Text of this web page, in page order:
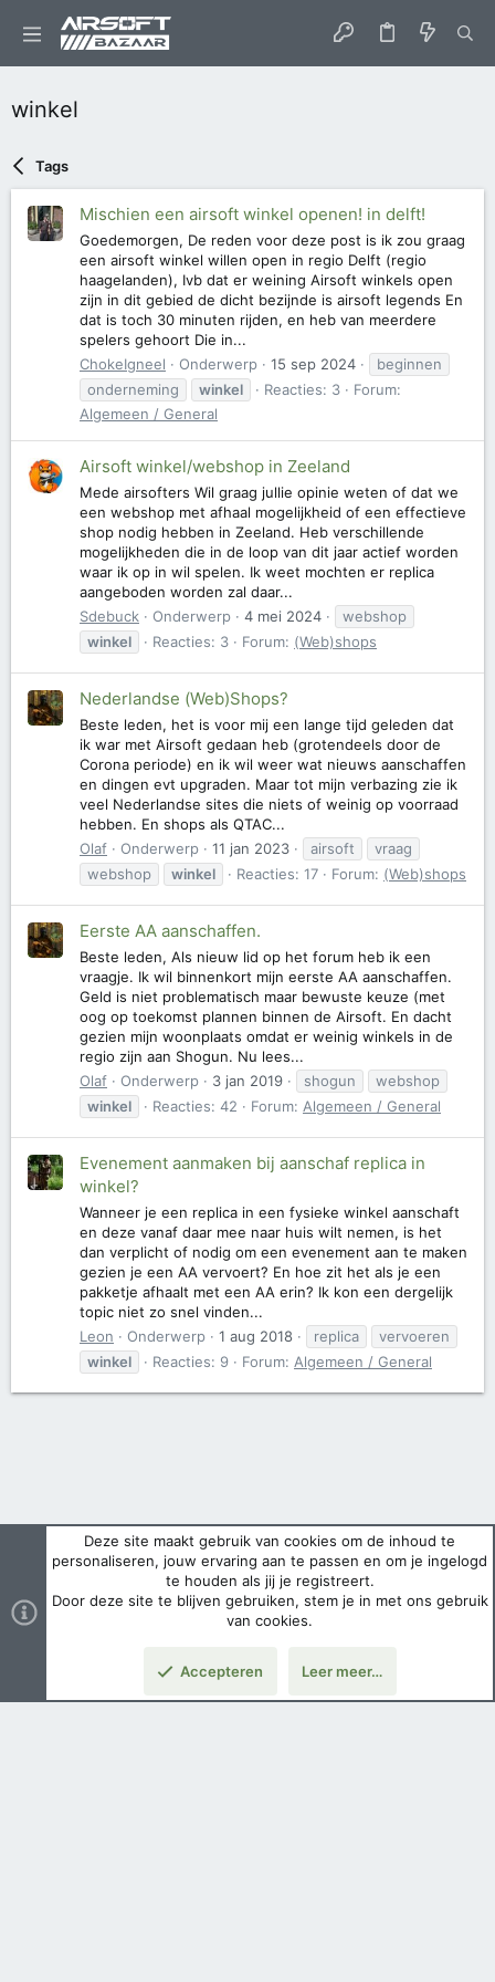
winkel
Tags
Mischien een airsoft winkel openen! in delft!
Goedemorgen, De reden voor deze post is ik zou graag
een airsoft winkel willen open in regio Delft (regio
haagelanden), Ivb dat er weining Airsoft winkels open
zijn in dit gebied de dicht bezijnde is airsoft legends En
dat is toch 30 minuten rijden, en heb van meerdere
spelers gehoort Die in...
ChokeIgneel
Onderwerp 15 sep 2024
beginnen
onderneming
winkel Reacties: 3
Forum:
Algemeen / General
Airsoft winkel/webshop in Zeeland
Mede airsofters Wil graag jullie opinie weten of dat we
een webshop met afhaal mogelijkheid of een effectieve
shop nodig hebben in Zeeland. Heb verschillende
mogelijkheden die in de loop van dit jaar actief worden
waar ik op in wil spelen. Ik weet mochten er replica
aangeboden worden zal daar...
Sdebuck
Onderwerp 4 mei 2024
webshop
winkel
Reacties: 3 Forum: (Web)shops
Nederlandse (Web)Shops?
Beste leden, het is voor mij een lange tijd geleden dat
ik war met Airsoft gedaan heb (grotendeels door de
Corona periode) en ik wil weer wat nieuws aanschaffen
en dingen evt upgraden. Maar tot mijn verbazing zie ik
veel Nederlandse sites die niets of weinig op voorraad
hebben. En shops als QTAC...
Olaf
Onderwerp 11 jan 2023 airsoft
vraag
webshop
winkel Reacties: 17 Forum: (Web)shops
Eerste AA aanschaffen.
Beste leden, Als nieuw lid op het forum heb ik een
vraagje. Ik wil binnenkort mijn eerste AA aanschaffen.
Geld is niet problematisch maar bewuste keuze (met
oog op toekomst plannen binnen de Airsoft. En dacht
gezien mijn woonplaats omdat er weinig winkels in de
regio zijn aan Shogun. Nu lees...
Olaf
Onderwerp 3 jan 2019 shogun
webshop
winkel
Reacties: 42 Forum: Algemeen / General
Evenement aanmaken bij aanschaf replica in
winkel?
Wanneer je een replica in een fysieke winkel aanschaft
en deze vanaf daar mee naar huis wilt nemen, is het
dan verplicht of nodig om een evenement aan te maken
gezien je een AA vervoert? En hoe zit het als je een
pakketje afhaalt met een AA erin? Ik kon een dergelijk
topic niet zo snel vinden...
Leon
Onderwerp 1 aug 2018 replica
vervoeren
winkel
Reacties: 9 Forum: Algemeen / General
Deze site maakt gebruik van cookies om de inhoud te
personaliseren, jouw ervaring aan te passen en om je ingelogd
te houden als jij je registreert.
Door deze site te blijven gebruiken, stem je in met ons gebruik
van cookies.
Accepteren Leer meer…